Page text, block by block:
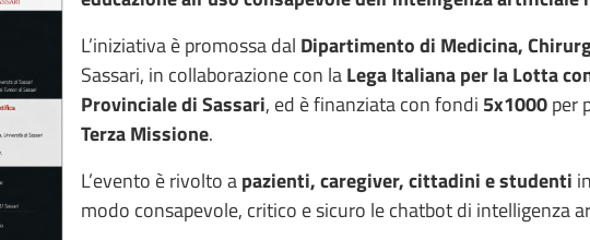
L’iniziativa è promossa dal Dipartimento di Medicina,
Sassari, in collaborazione con laLega Italiana per la Lotta
Provinciale di Sassari, ed è finanziata con fondi 5x1000per
Terza Missione.
L’evento è rivolto apazienti, caregiver, cittadini e studenti
modo consapevole, critico e sicuro le chatbot di intelligenza